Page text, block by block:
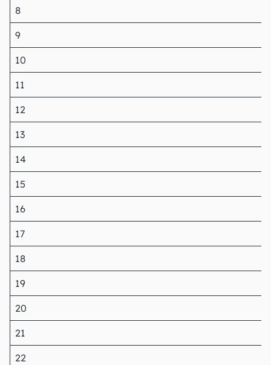
8
9
10
11
12
13
14
15
16
17
18
19
20
21
22